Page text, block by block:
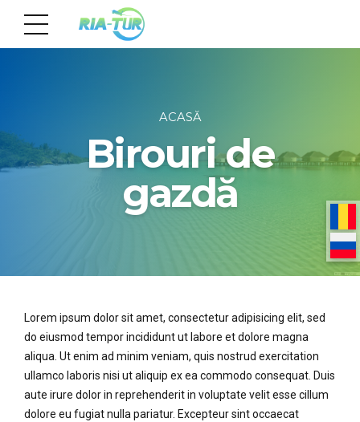
ACASĂ
Birouri de
gazdă
Lorem ipsum dolor sit amet, consectetur adipisicing elit, sed
do eiusmod tempor incididunt ut labore et dolore magna
aliqua. Ut enim ad minim veniam, quis nostrud exercitation
ullamco laboris nisi ut aliquip ex ea commodo consequat. Duis
aute irure dolor in reprehenderit in voluptate velit esse cillum
dolore eu fugiat nulla pariatur. Excepteur sint occaecat